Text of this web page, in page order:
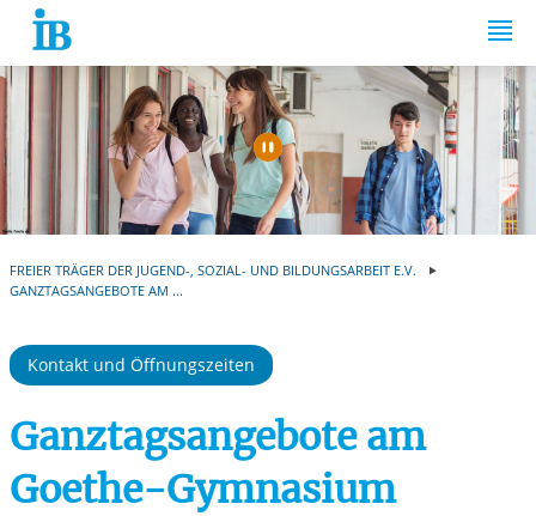
Springe zum Inhalt
Automatische
FREIER TRÄGER DER JUGEND-, SOZIAL- UND BILDUNGSARBEIT E.V.
GANZTAGSANGEBOTE AM ...
Kontakt und Öffnungszeiten
Ganztagsangebote am
Goethe-Gymnasium